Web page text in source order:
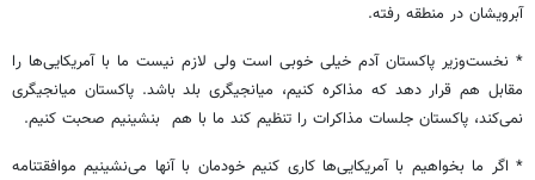
آبرویشان در منطقه رفته.
* نخست‌وزیر پاکستان آدم خیلی خوبی است ولی لازم نیست ما با آمریکایی‌ها را
مقابل هم قرار دهد که مذاکره کنیم، میانجیگری بلد باشد. پاکستان میانجیگری
نمی‌کند، پاکستان جلسات مذاکرات را تنظیم کند ما با هم بنشینیم صحبت کنیم.
* اگر ما بخواهیم با آمریکایی‌ها کاری کنیم خودمان با آنها می‌نشینیم موافقتنامه